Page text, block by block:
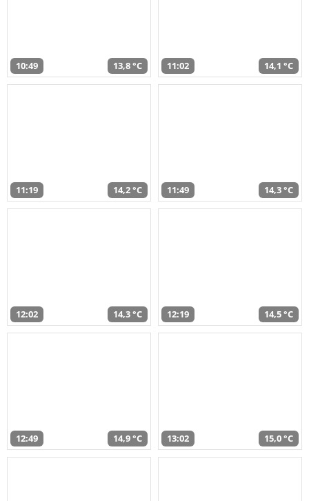
10:49 13,8 °C 11:02 14,1 °C
11:19 14,2 °C 11:49 14,3 °C
12:02 14,3 °C 12:19 14,5 °C
12:49 14,9 °C 13:02 15,0 °C